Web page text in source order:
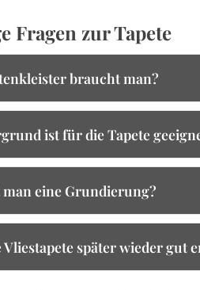
Fragen zur Tapete
braucht man?
ist für die Tapete
eine Grundierung?
Vliestapete später wieder gut